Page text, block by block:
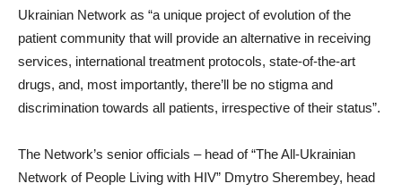
Ukrainian Network as “a unique project of evolution of the
patient community that will provide an alternative in receiving
services, international treatment protocols, state-of-the-art
drugs, and, most importantly, there’ll be no stigma and
discrimination towards all patients, irrespective of their status”.
The Network’s senior officials – head of “The All-Ukrainian
Network of People Living with HIV” Dmytro Sherembey, head